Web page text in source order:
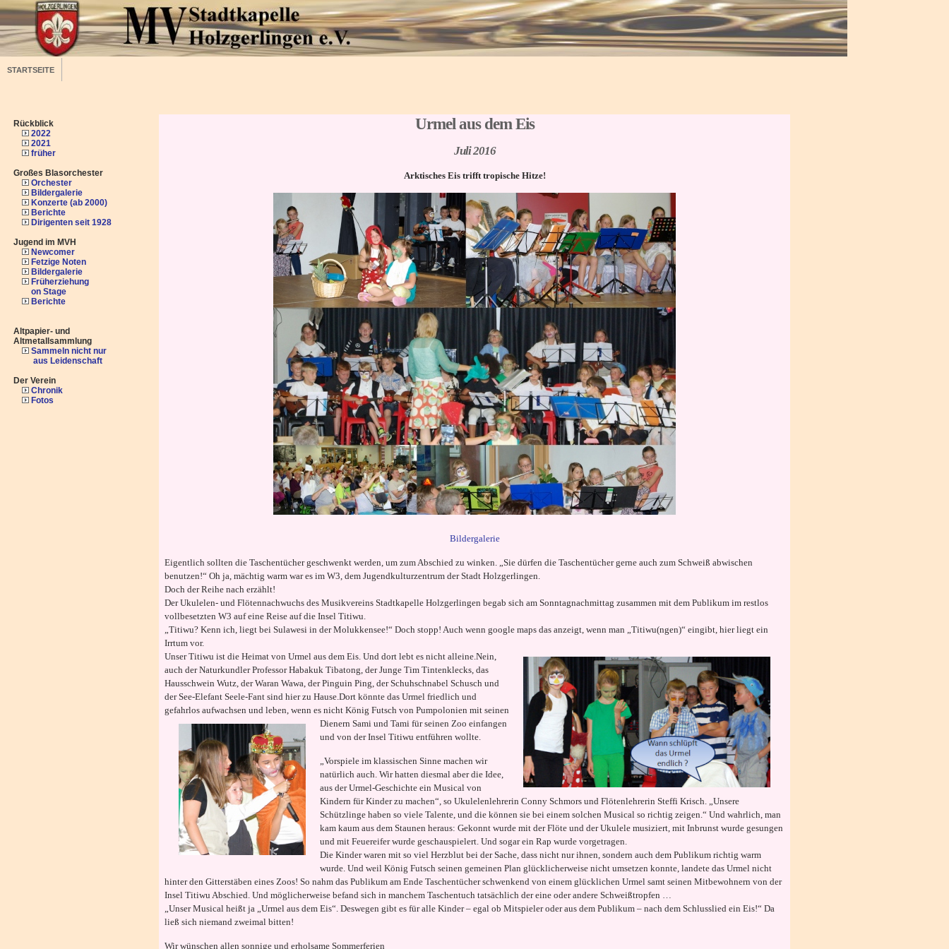
STARTSEITE
Rückblick
2022
2021
früher
Großes Blasorchester
Orchester
Bildergalerie
Konzerte (ab 2000)
Berichte
Dirigenten seit 1928
Jugend im MVH
Newcomer
Fetzige Noten
Bildergalerie
Früherziehung
on Stage
Berichte
Altpapier- und
Altmetallsammlung
Sammeln nicht nur
aus Leidenschaft
Der Verein
Chronik
Fotos
Urmel aus dem Eis
Juli 2016
Arktisches Eis trifft tropische Hitze!
Bildergalerie
Eigentlich sollten die Taschentücher geschwenkt werden, um zum Abschied zu winken. „Sie dürfen die Taschentücher gerne auch zum Schweiß abwischen
benutzen!“ Oh ja, mächtig warm war es im W3, dem Jugendkulturzentrum der Stadt Holzgerlingen.
Doch der Reihe nach erzählt!
Der Ukulelen- und Flötennachwuchs des Musikvereins Stadtkapelle Holzgerlingen begab sich am Sonntagnachmittag zusammen mit dem Publikum im restlos
vollbesetzten W3 auf eine Reise auf die Insel Titiwu.
„Titiwu? Kenn ich, liegt bei Sulawesi in der Molukkensee!“ Doch stopp! Auch wenn google maps das anzeigt, wenn man „Titiwu(ngen)“ eingibt, hier liegt ein
Irrtum vor.
Unser Titiwu ist die Heimat von Urmel aus dem Eis. Und dort lebt es nicht alleine.Nein,
auch der Naturkundler Professor Habakuk Tibatong, der Junge Tim Tintenklecks, das
Hausschwein Wutz, der Waran Wawa, der Pinguin Ping, der Schuhschnabel Schusch und
der See-Elefant Seele-Fant sind hier zu Hause.Dort könnte das Urmel friedlich und
gefahrlos aufwachsen und leben, wenn es nicht König Futsch von Pumpolonien mit seinen
Dienern Sami und Tami für seinen Zoo einfangen
und von der Insel Titiwu entführen wollte.
„Vorspiele im klassischen Sinne machen wir
natürlich auch. Wir hatten diesmal aber die Idee,
aus der Urmel-Geschichte ein Musical von
Kindern für Kinder zu machen“, so Ukulelenlehrerin Conny Schmors und Flötenlehrerin Steffi Krisch. „Unsere
Schützlinge haben so viele Talente, und die können sie bei einem solchen Musical so richtig zeigen.“ Und wahrlich, man
kam kaum aus dem Staunen heraus: Gekonnt wurde mit der Flöte und der Ukulele musiziert, mit Inbrunst wurde gesungen
und mit Feuereifer wurde geschauspielert. Und sogar ein Rap wurde vorgetragen.
Die Kinder waren mit so viel Herzblut bei der Sache, dass nicht nur ihnen, sondern auch dem Publikum richtig warm
wurde. Und weil König Futsch seinen gemeinen Plan glücklicherweise nicht umsetzen konnte, landete das Urmel nicht
hinter den Gitterstäben eines Zoos! So nahm das Publikum am Ende Taschentücher schwenkend von einem glücklichen Urmel samt seinen Mitbewohnern von der
Insel Titiwu Abschied. Und möglicherweise befand sich in manchem Taschentuch tatsächlich der eine oder andere Schweißtropfen …
„Unser Musical heißt ja „Urmel aus dem Eis“. Deswegen gibt es für alle Kinder – egal ob Mitspieler oder aus dem Publikum – nach dem Schlusslied ein Eis!“ Da
ließ sich niemand zweimal bitten!
Wir wünschen allen sonnige und erholsame Sommerferien